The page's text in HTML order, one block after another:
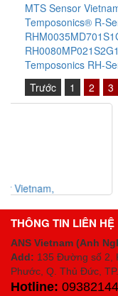
MTS Sensor
Temposonics® R-
Temposonics RH-
Trước
1 2 3
Temposonics
THÔNG TIN LIÊN HỆ
ANS Vietnam (Anh
Add: 135 Đường số 2,
Phước, Q. Thủ Đức,
Hotline: